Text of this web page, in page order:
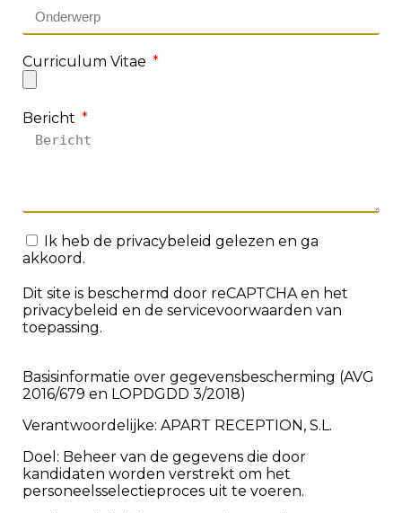
Curriculum Vitae
Bericht
Ik heb de privacybeleid gelezen en ga
akkoord.
Dit site is beschermd door reCAPTCHA en het
privacybeleid en de servicevoorwaarden van
toepassing.
Basisinformatie over gegevensbescherming (AVG
2016/679 en LOPDGDD 3/2018)
Verantwoordelijke: APART RECEPTION, S.L.
Doel: Beheer van de gegevens die door
kandidaten worden verstrekt om het
personeelsselectieproces uit te voeren.